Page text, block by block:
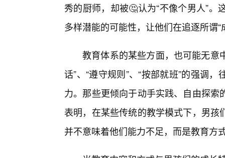
秀的厨师，却被🤔认为“不像个男人”
多样潜能的可能性，让他们在追逐所谓
教育体系的某些方面，也可能无意
话”、“遵守规则”、“按部就班”的强调
力。那些更倾向于动手实践、自由探
表明，在某些传统的教学模式下，男
并不意味着他们能力不足，而是教育方